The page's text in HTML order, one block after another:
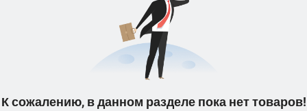
К сожалению, в данном разделе пока нет товаров!